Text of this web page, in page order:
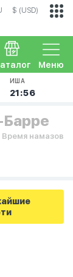
$ (USD)
Меню
ИША
21:56
Барре
Время намазов